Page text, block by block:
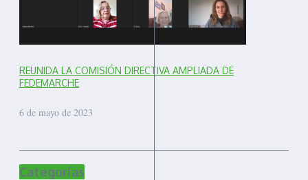
REUNIDA LA COMISIÓN DIRECTIVA AMPLIADA DE
FEDEMARCHE
6 de mayo de 2023
Categorías